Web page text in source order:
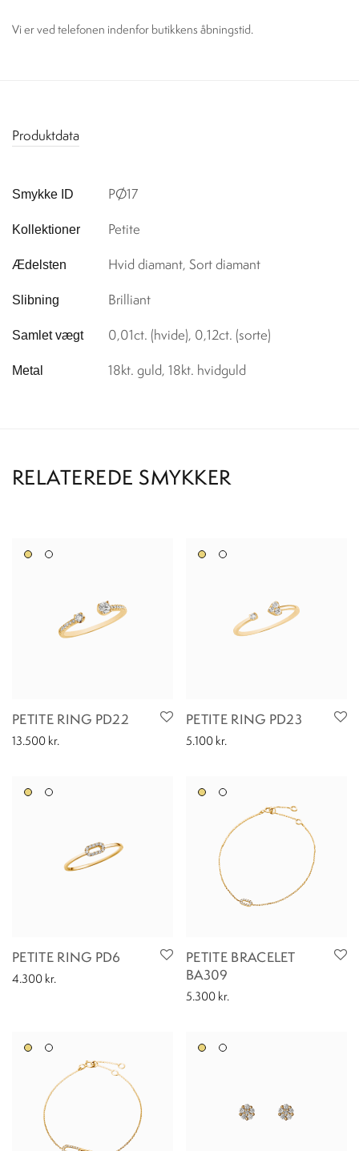
Vi er ved telefonen indenfor butikkens åbningstid.
Produktdata
Smykke ID PØ17
Kollektioner Petite
Ædelsten Hvid diamant, Sort diamant
Slibning Brilliant
Samlet vægt 0,01ct. (hvide), 0,12ct. (sorte)
Metal 18kt. guld, 18kt. hvidguld
PETITE RING PD22
13.500 kr.
PETITE RING PD23
5.100 kr.
PETITE RING PD6
4.300 kr.
PETITE BRACELET
BA309
5.300 kr.